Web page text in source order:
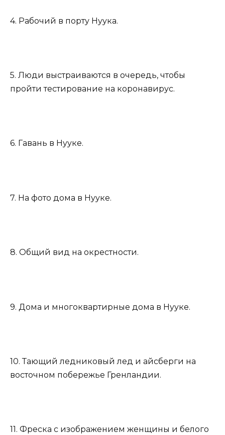
4. Рабочий в порту Нуука.
5. Люди выстраиваются в очередь, чтобы
пройти тестирование на коронавирус.
6. Гавань в Нууке.
7. На фото дома в Нууке.
8. Общий вид на окрестности.
9. Дома и многоквартирные дома в Нууке.
10. Тающий ледниковый лед и айсберги на
восточном побережье Гренландии.
11. Фреска с изображением женщины и белого